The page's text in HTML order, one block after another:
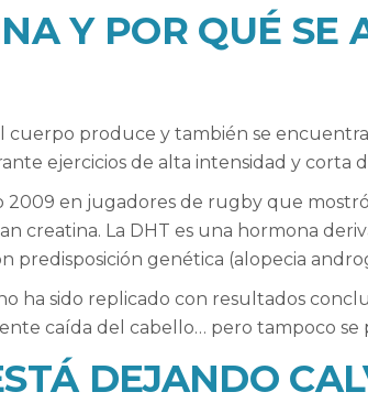
Y POR QUÉ SE
cuerpo produce y también se
ejercicios de alta intensidad y corta
en jugadores de rugby que
creatina. La DHT es una hormona
predisposición genética (alopecia
ha sido replicado con resultados
caída del cabello… pero tampoco se
DEJANDO